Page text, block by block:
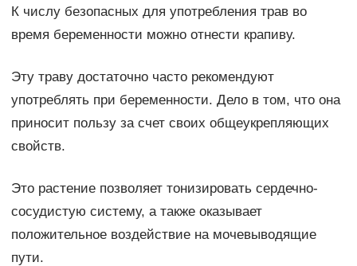
К числу безопасных для употребления трав во
время беременности можно отнести крапиву.
Эту траву достаточно часто рекомендуют
употреблять при беременности. Дело в том, что она
приносит пользу за счет своих общеукрепляющих
свойств.
Это растение позволяет тонизировать сердечно-
сосудистую систему, а также оказывает
положительное воздействие на мочевыводящие
пути.